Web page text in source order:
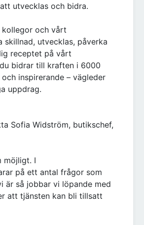
utvecklas och bidra.
kollegor och vårt
utvecklas, påverka
receptet på vårt
bidrar till kraften i 6000
inspirerande – vägleder
uppdrag.
Sofia Widström, butikschef,
möjligt. I
på ett antal frågor som
är så jobbar vi löpande med
att tjänsten kan bli tillsatt